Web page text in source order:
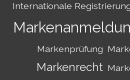
Internationale
Markenprüfung
Markenrecht